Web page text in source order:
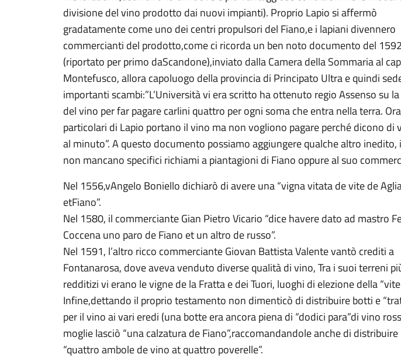
divisione del vino prodotto dai nuovi impianti). Proprio Lapio si affermò
gradatamente come uno dei centri propulsori del Fiano,e i lapiani divennero
commercianti del prodotto,come ci ricorda un ben noto documento del 1592
(riportato per primo daScandone),inviato dalla Camera della Sommaria al
Montefusco, allora capoluogo della provincia di Principato Ultra e quindi
importanti scambi:”L’Università vi era scritto ha ottenuto regio Assenso su
del vino per far pagare carlini quattro per ogni soma che entra nella terra.
particolari di Lapio portano il vino ma non vogliono pagare perché dicono di
al minuto”. A questo documento possiamo aggiungere qualche altro inedito,
non mancano specifici richiami a piantagioni di Fiano oppure al suo
Nel 1556,vAngelo Boniello dichiarò di avere una “vigna vitata de vite de
etFiano”.
Nel 1580, il commerciante Gian Pietro Vicario “dice havere dato ad mastro
Coccena uno paro de Fiano et un altro de russo”.
Nel 1591, l’altro ricco commerciante Giovan Battista Valente vantò crediti a
Fontanarosa, dove aveva venduto diverse qualità di vino, Tra i suoi terreni
redditizi vi erano le vigne de la Fratta e dei Tuori, luoghi di elezione della “vite
Infine,dettando il proprio testamento non dimenticò di distribuire botti e
per il vino ai vari eredi (una botte era ancora piena di “dodici para”di vino
moglie lasciò “una calzatura de Fiano”,raccomandandole anche di distribuire
“quattro ambole de vino at quattro poverelle”.